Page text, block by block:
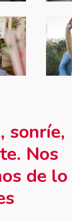
sonríe,
Nos
de lo